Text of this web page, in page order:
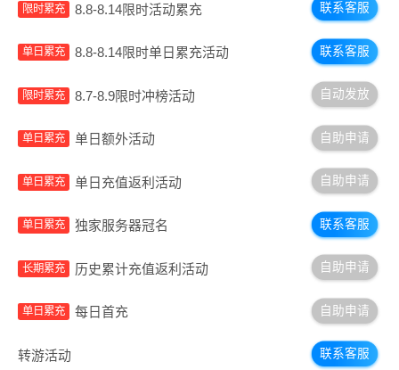
限时累充 8.8-8.14限时活动累充 联系客服
单日累充 8.8-8.14限时单日累充活动 联系客服
限时累充 8.7-8.9限时冲榜活动 自动发放
单日累充 单日额外活动 自助申请
单日累充 单日充值返利活动 自助申请
单日累充 独家服务器冠名 联系客服
长期累充 历史累计充值返利活动 自助申请
单日累充 每日首充 自助申请
转游活动 联系客服